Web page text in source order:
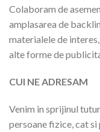
Colaboram de
amplasarea de
materialele de
alte forme de
CUI NE ADRESAM
Venim in sprijinul
persoane fizice, cat